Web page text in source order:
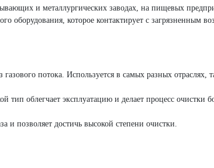
и металлургических заводах, на пищевых
оборудования, которое контактирует с загрязненным
потока. Используется в самых разных отраслях,
тип облегчает эксплуатацию и делает процесс очистки
и позволяет достичь высокой степени очистки.